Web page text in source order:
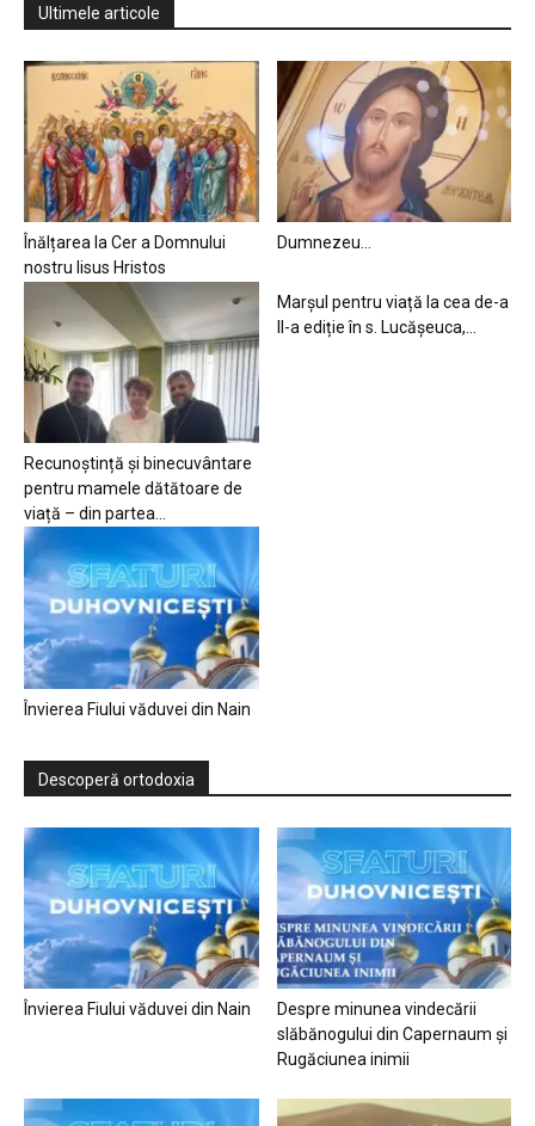
Ultimele articole
Înălțarea la Cer a Domnului
nostru Iisus Hristos
Dumnezeu…
Recunoștință și binecuvântare
pentru mamele dătătoare de
viață – din partea...
Marșul pentru viață la cea de-a
II-a ediție în s. Lucășeuca,...
Învierea Fiului văduvei din Nain
Descoperă ortodoxia
Învierea Fiului văduvei din Nain
Despre minunea vindecării
slăbănogului din Capernaum și
Rugăciunea inimii